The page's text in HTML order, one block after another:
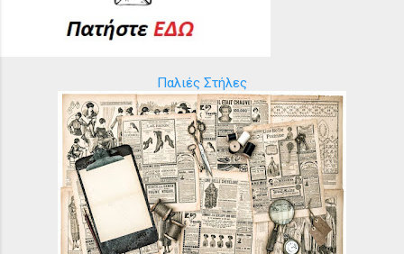
Παλιές Στήλες